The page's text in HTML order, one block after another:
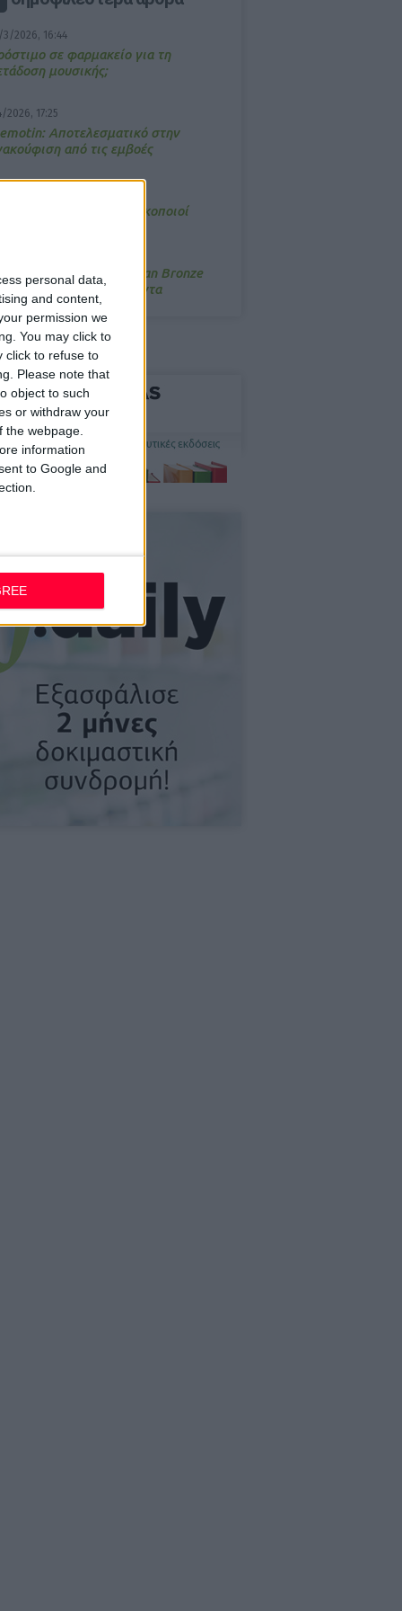
personal data,
and content,
permission we
You may click to
click to refuse to
Please note that
object to such
or withdraw your
webpage.
information
to Google and
3/2026, 16:44
σε φαρμακείο για τη
μουσικής;
2026, 17:25
Αποτελεσματικό στην
από τις εμβοές
θρανία ξανά οι φαρμακοποιοί
Η συλλογή Aegean Bronze
δύο νέα προϊόντα